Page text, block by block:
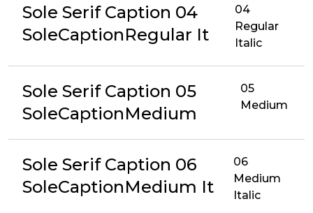
Sole Serif Caption 04
SoleCaptionRegular It
04
Regular
Italic
Sole Serif Caption 05
SoleCaptionMedium
05
Medium
Sole Serif Caption 06
SoleCaptionMedium It
06
Medium
Italic